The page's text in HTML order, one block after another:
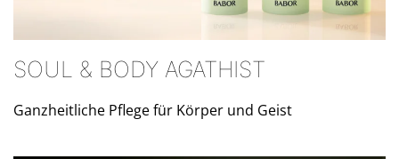
SOUL & BODY AGATHIST
Ganzheitliche Pflege für Körper und Geist